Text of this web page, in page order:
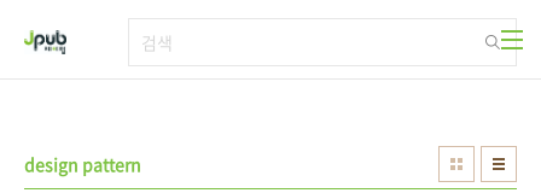
design pattern